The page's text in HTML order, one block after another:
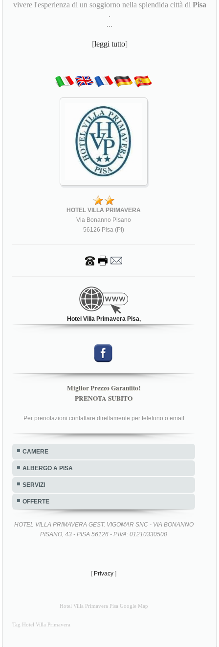
vivere l'esperienza di un soggiorno nella splendida città di Pisa
.
...
[leggi tutto]
HOTEL VILLA PRIMAVERA
Via Bonanno Pisano
56126 Pisa (PI)
Hotel Villa Primavera Pisa,
Miglior Prezzo Garantito!
PRENOTA SUBITO
Per prenotazioni contattare direttamente per telefono o email
CAMERE
ALBERGO A PISA
SERVIZI
OFFERTE
HOTEL VILLA PRIMAVERA GEST. VIGOMAR SNC - VIA BONANNO
PISANO, 43 - PISA 56126 - P.IVA: 01210330500
[ Privacy ]
Hotel Villa Primavera Pisa Google Map
Tag Hotel Villa Primavera